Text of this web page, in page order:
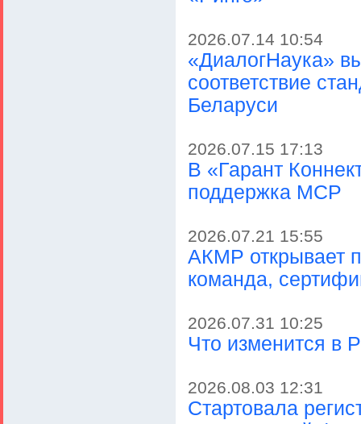
2026.07.14 10:54
«ДиалогНаука»
соответствие
Беларуси
2026.07.15 17:13
В «Гарант
поддержка MCP
2026.07.21 15:55
АКМР открывает
команда,
2026.07.31 10:25
Что изменится в
2026.08.03 12:31
Стартовала